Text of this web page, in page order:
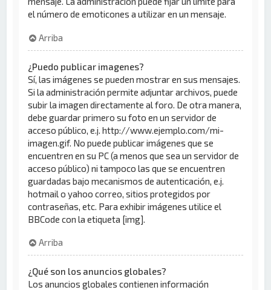
el número de emoticones a utilizar en un mensaje.
Arriba
¿Puedo publicar imagenes?
Sí, las imágenes se pueden mostrar en sus mensajes.
Si la administración permite adjuntar archivos, puede
subir la imagen directamente al foro. De otra manera,
debe guardar primero su foto en un servidor de
acceso público, e.j. http://www.ejemplo.com/mi-
imagen.gif. No puede publicar imágenes que se
encuentren en su PC (a menos que sea un servidor de
acceso público) ni tampoco las que se encuentren
guardadas bajo mecanismos de autenticación, e.j.
hotmail o yahoo correo, sitios protegidos por
contraseñas, etc. Para exhibir imágenes utilice el
BBCode con la etiqueta [img].
Arriba
¿Qué son los anuncios globales?
Los anuncios globales contienen información